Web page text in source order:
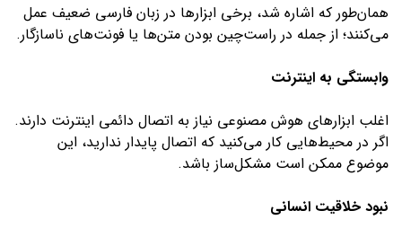
همان‌طور که اشاره شد، برخی ابزارها در زبان فارسی ضعیف عمل
می‌کنند؛ از جمله در راست‌چین بودن متن‌ها یا فونت‌های ناسازگار.
وابستگی به اینترنت
اغلب ابزارهای هوش مصنوعی نیاز به اتصال دائمی اینترنت دارند.
اگر در محیط‌هایی کار می‌کنید که اتصال پایدار ندارید، این
موضوع ممکن است مشکل‌ساز باشد.
نبود خلاقیت انسانی